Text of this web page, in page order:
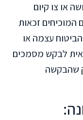
או צו קיום
המוכיחים זכאות
עצמה או
לבקש מסמכים
שהבקשה